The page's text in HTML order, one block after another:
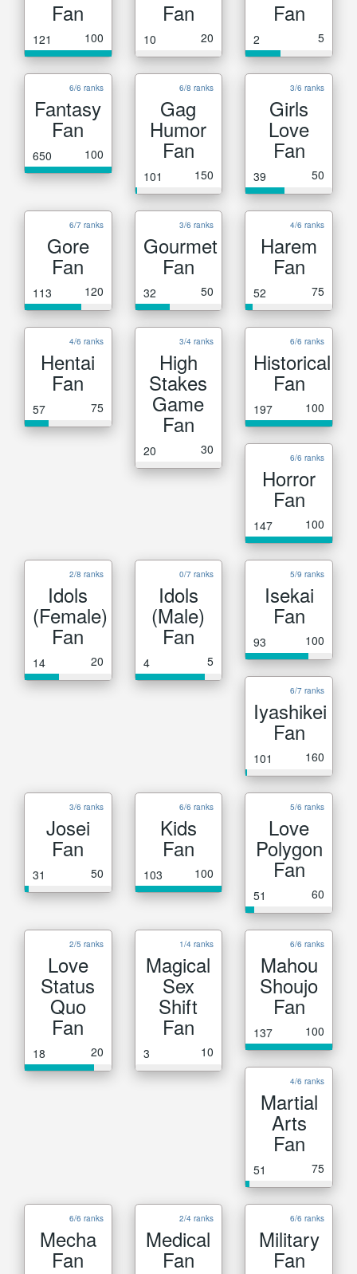
Fan
121 100
Fan
10 20
Fan
2 5
6/6 ranks
Fantasy
Fan
650 100
6/8 ranks
Gag
Humor
Fan
101 150
3/6 ranks
Girls
Love
Fan
39 50
6/7 ranks
Gore
Fan
113 120
3/6 ranks
Gourmet
Fan
32 50
4/6 ranks
Harem
Fan
52 75
4/6 ranks
Hentai
Fan
57 75
3/4 ranks
High
Stakes
Game
Fan
20 30
6/6 ranks
Historical
Fan
197 100
6/6 ranks
Horror
Fan
147 100
2/8 ranks
Idols
(Female)
Fan
14 20
0/7 ranks
Idols
(Male)
Fan
4 5
5/9 ranks
Isekai
Fan
93 100
6/7 ranks
Iyashikei
Fan
101 160
3/6 ranks
Josei
Fan
31 50
6/6 ranks
Kids
Fan
103 100
5/6 ranks
Love
Polygon
Fan
51 60
2/5 ranks
Love
Status
Quo
Fan
18 20
1/4 ranks
Magical
Sex
Shift
Fan
3 10
6/6 ranks
Mahou
Shoujo
Fan
137 100
4/6 ranks
Martial
Arts
Fan
51 75
6/6 ranks
Mecha
Fan
2/4 ranks
Medical
Fan
6/6 ranks
Military
Fan